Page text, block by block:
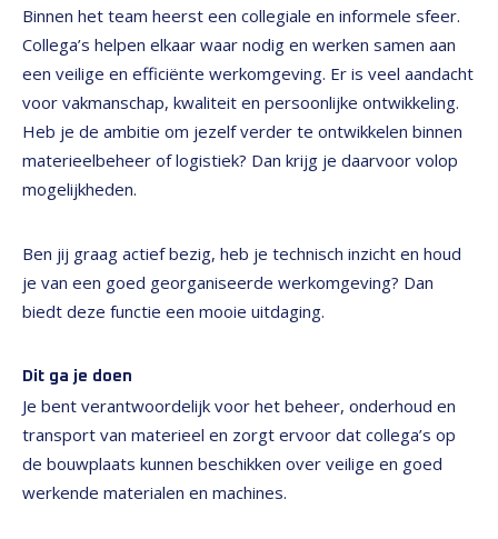
Binnen het team heerst een collegiale en informele sfeer.
Collega’s helpen elkaar waar nodig en werken samen aan
een veilige en efficiënte werkomgeving. Er is veel aandacht
voor vakmanschap, kwaliteit en persoonlijke ontwikkeling.
Heb je de ambitie om jezelf verder te ontwikkelen binnen
materieelbeheer of logistiek? Dan krijg je daarvoor volop
mogelijkheden.
Ben jij graag actief bezig, heb je technisch inzicht en houd
je van een goed georganiseerde werkomgeving? Dan
biedt deze functie een mooie uitdaging.
Dit ga je doen
Je bent verantwoordelijk voor het beheer, onderhoud en
transport van materieel en zorgt ervoor dat collega’s op
de bouwplaats kunnen beschikken over veilige en goed
werkende materialen en machines.